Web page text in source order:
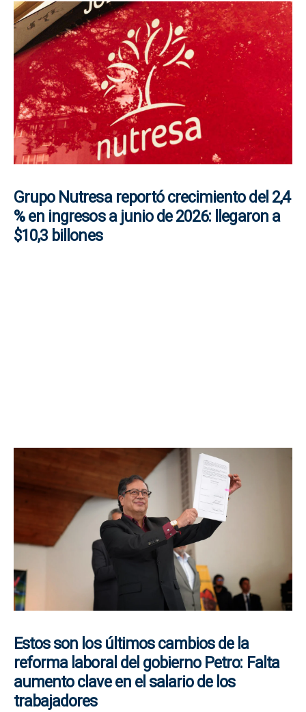
Grupo Nutresa reportó crecimiento del 2,4
% en ingresos a junio de 2026: llegaron a
$10,3 billones
Estos son los últimos cambios de la
reforma laboral del gobierno Petro: Falta
aumento clave en el salario de los
trabajadores